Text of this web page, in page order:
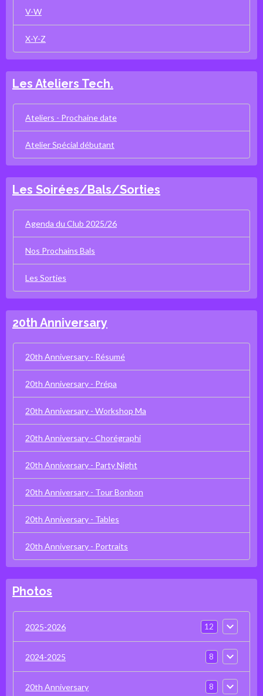
V-W
X-Y-Z
Les Ateliers Tech.
Ateliers - Prochaine date
Atelier Spécial débutant
Les Soirées/Bals/Sorties
Agenda du Club 2025/26
Nos Prochains Bals
Les Sorties
20th Anniversary
20th Anniversary - Résumé
20th Anniversary - Prépa
20th Anniversary - Workshop Ma
20th Anniversary - Chorégraphi
20th Anniversary - Party Night
20th Anniversary - Tour Bonbon
20th Anniversary - Tables
20th Anniversary - Portraits
Photos
2025-2026 12
2024-2025 8
20th Anniversary 8